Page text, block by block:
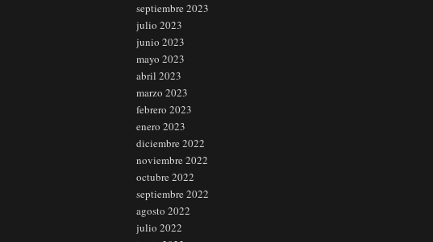
septiembre 2023
julio 2023
junio 2023
mayo 2023
abril 2023
marzo 2023
febrero 2023
enero 2023
diciembre 2022
noviembre 2022
octubre 2022
septiembre 2022
agosto 2022
julio 2022